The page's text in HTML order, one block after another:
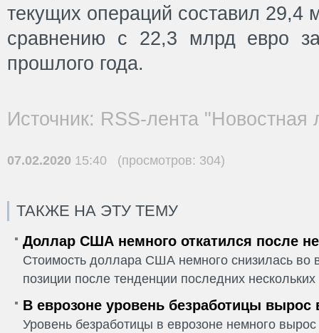
текущих операций составил 29,4
сравнению с 22,3 млрд евро
прошлого года.
Источник: RSS-лента "Новостная
07.02.2020 15:40 (просмотров: 304)
ТАКЖЕ НА ЭТУ ТЕМУ
Доллар США немного откатился после
Стоимость доллара США немного снизилась во
позиции после тенденции последних
В еврозоне уровень безработицы вырос
Уровень безработицы в еврозоне немного